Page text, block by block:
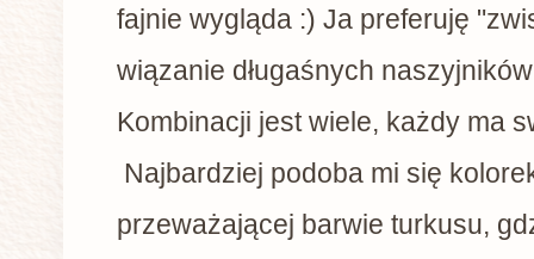
fajnie wygląda :) Ja preferuję
wiązanie długaśnych
Kombinacji jest wiele, każdy ma
Najbardziej podoba mi się
przeważającej barwie turkusu,